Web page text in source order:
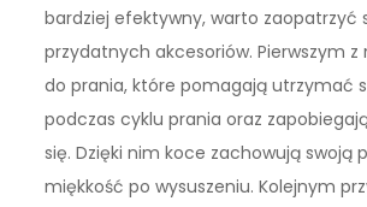
bardziej efektywny, warto zaopatrzyć
przydatnych akcesoriów. Pierwszym z
do prania, które pomagają utrzymać
podczas cyklu prania oraz
się. Dzięki nim koce zachowują swoją
miękkość po wysuszeniu. Kolejnym